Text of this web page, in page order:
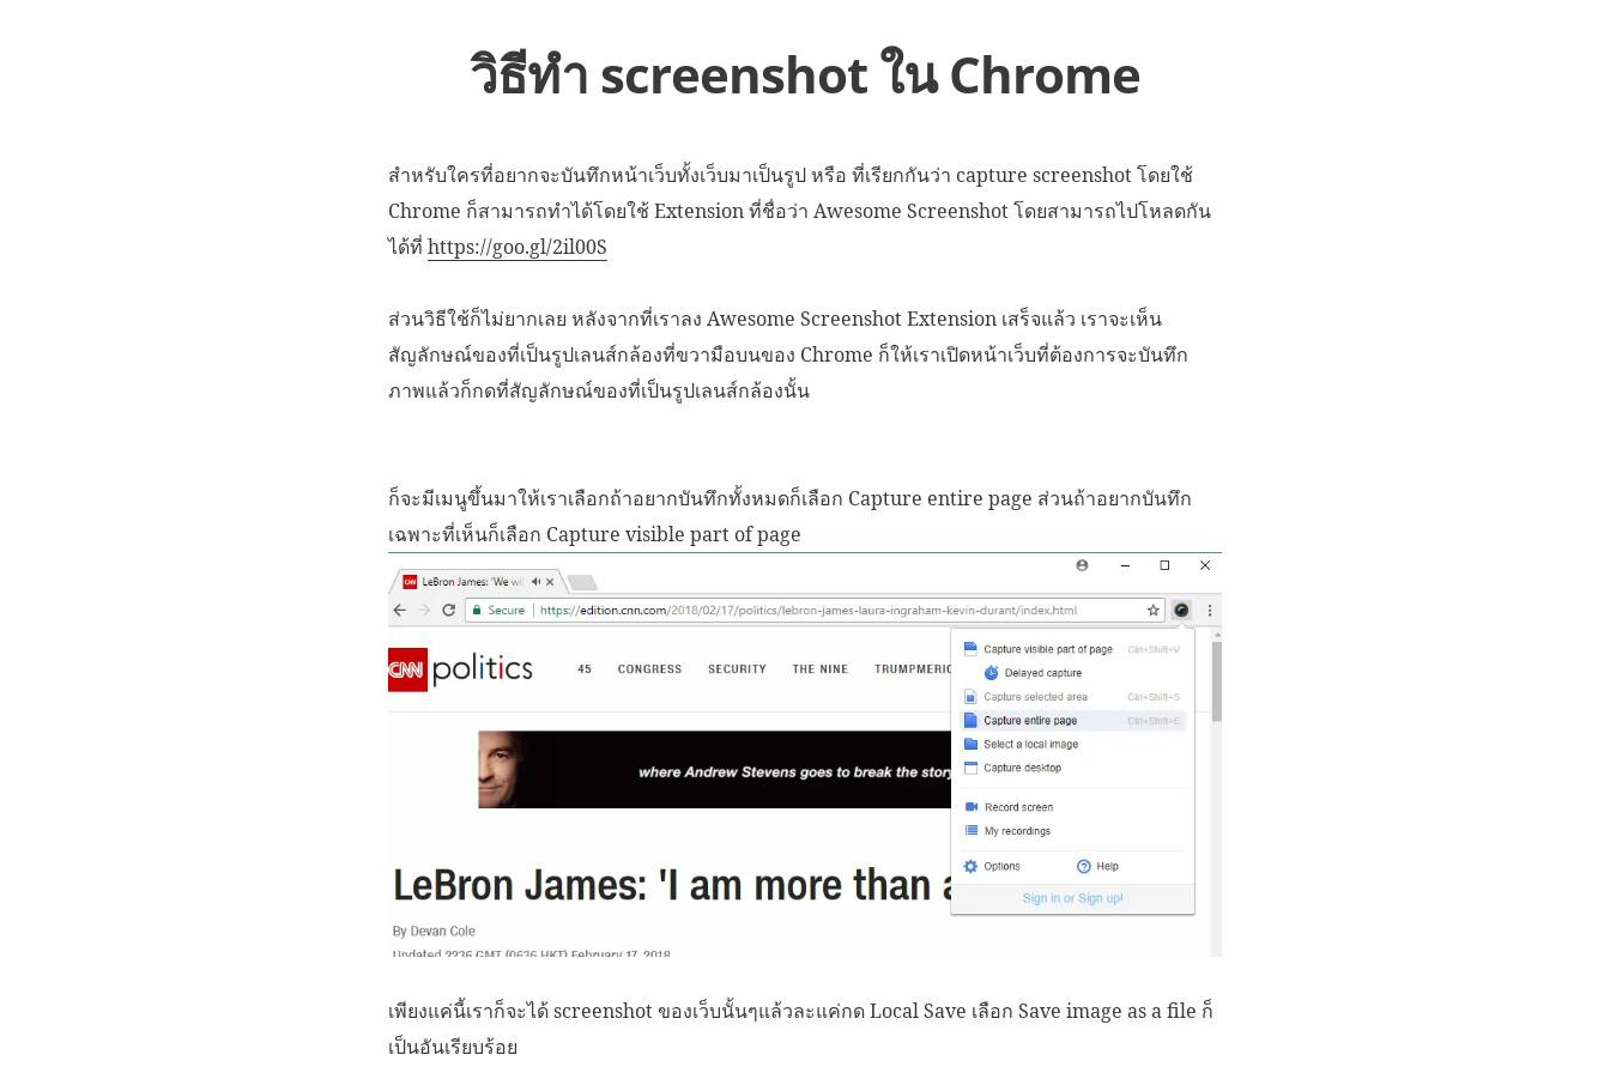
วิธีทำ screenshot ใน Chrome
สำหรับใครที่อยากจะบันทึกหน้าเว็บทั้งเว็บมาเป็นรูป หรือ ที่เรียกกันว่า capture screenshot โดยใช้
Chrome ก็สามารถทำได้โดยใช้ Extension ที่ชื่อว่า Awesome Screenshot โดยสามารถไปโหลดกัน
ได้ที่ https://goo.gl/2il00S
ส่วนวิธีใช้ก็ไม่ยากเลย หลังจากที่เราลง Awesome Screenshot Extension เสร็จแล้ว เราจะเห็น
สัญลักษณ์ของที่เป็นรูปเลนส์กล้องที่ขวามือบนของ Chrome ก็ให้เราเปิดหน้าเว็บที่ต้องการจะบันทึก
ภาพแล้วก็กดที่สัญลักษณ์ของที่เป็นรูปเลนส์กล้องนั้น
ก็จะมีเมนูขึ้นมาให้เราเลือกถ้าอยากบันทึกทั้งหมดก็เลือก Capture entire page ส่วนถ้าอยากบันทึก
เฉพาะที่เห็นก็เลือก Capture visible part of page
เพียงแค่นี้เราก็จะได้ screenshot ของเว็บนั้นๆแล้วละแค่กด Local Save เลือก Save image as a file ก็
เป็นอันเรียบร้อย